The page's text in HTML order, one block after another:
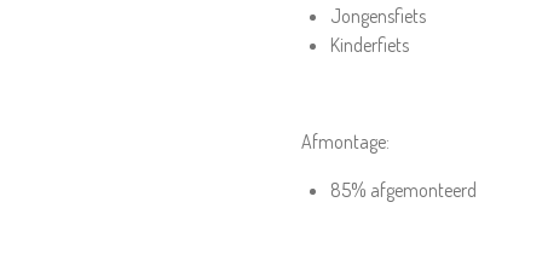
Jongensfiets
Kinderfiets
Afmontage:
85% afgemonteerd